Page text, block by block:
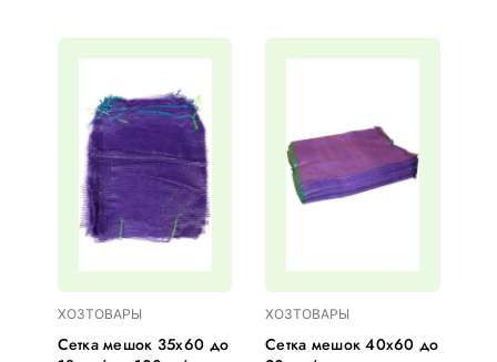
ХОЗТОВАРЫ
Сетка мешок 35х60 до
ХОЗТОВАРЫ
Сетка мешок 40х60 до